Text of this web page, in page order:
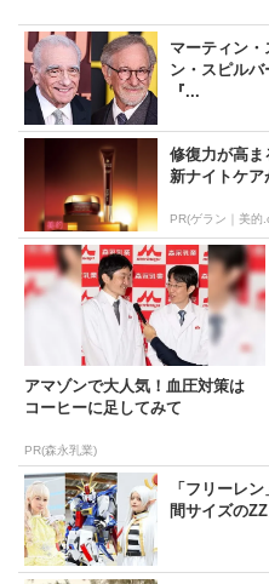
マーティン
ン・スピルバ
『...
修復力が高ま
新ナイトケア
PR(ゲラン｜美的
アマゾンで大人気！血圧対策は
コーヒーに足してみて
PR(森永乳業)
「フリーレ
間サイズの